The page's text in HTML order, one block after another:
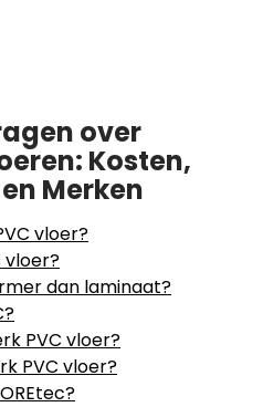
over
Kosten,
Merken
vloer?
vloer?
dan laminaat?
PVC vloer?
PVC vloer?